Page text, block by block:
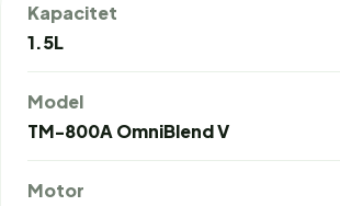
Kapacitet
1.5L
Model
TM-800A OmniBlend V
Motor